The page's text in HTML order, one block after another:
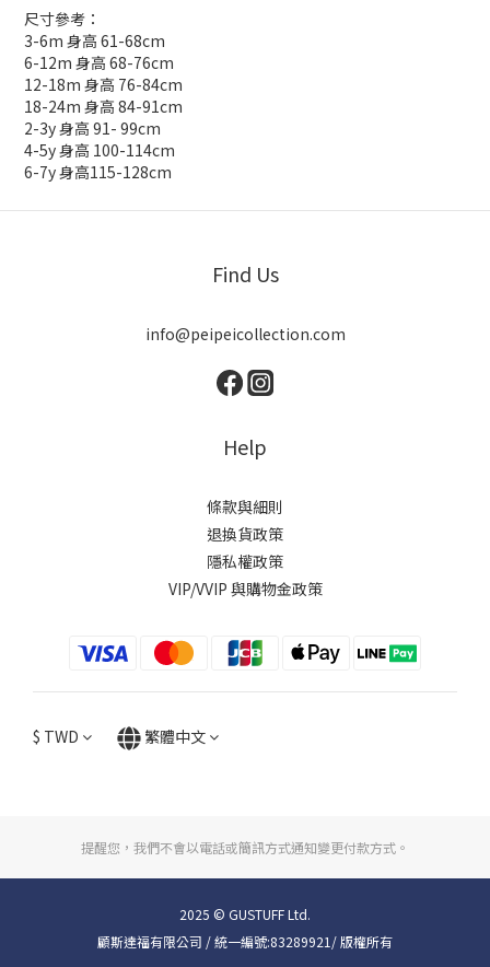
尺寸參考：
3-6m 身高 61-68cm
6-12m 身高 68-76cm
12-18m 身高 76-84cm
18-24m 身高 84-91cm
2-3y 身高 91- 99cm
4-5y 身高 100-114cm
6-7y 身高115-128cm
Find Us
info@peipeicollection.com
Help
條款與細則
退換貨政策
隱私權政策
VIP/VVIP 與購物金政策
$ TWD 繁體中文
提醒您，我們不會以電話或簡訊方式通知變更付款方式。
2025 © GUSTUFF Ltd.
顧斯達福有限公司 / 統一編號:83289921/ 版權所有